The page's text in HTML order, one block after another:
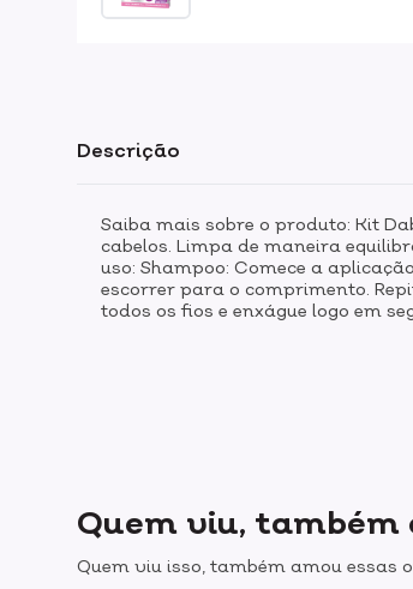
Descrição
Saiba mais sobre o produto: Kit
cabelos. Limpa de maneira
uso: Shampoo: Comece a
escorrer para o comprimento.
todos os fios e enxágue logo em
Quem viu, também
Quem viu isso, também amou essas